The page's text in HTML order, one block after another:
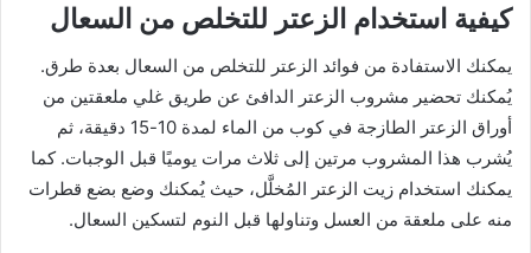
كيفية استخدام الزعتر للتخلص من السعال
يمكنك الاستفادة من فوائد الزعتر للتخلص من السعال بعدة طرق.
يُمكنك تحضير مشروب الزعتر الدافئ عن طريق غلي ملعقتين من
أوراق الزعتر الطازجة في كوب من الماء لمدة 10-15 دقيقة، ثم
يُشرب هذا المشروب مرتين إلى ثلاث مرات يوميًا قبل الوجبات. كما
يمكنك استخدام زيت الزعتر المُخلَّل، حيث يُمكنك وضع بضع قطرات
منه على ملعقة من العسل وتناولها قبل النوم لتسكين السعال.